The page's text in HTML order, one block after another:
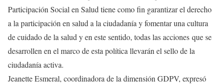
Participación Social en Salud tiene como fin garantizar el derecho
a la participación en salud a la ciudadanía y fomentar una cultura
de cuidado de la salud y en este sentido, todas las acciones que se
desarrollen en el marco de esta política llevarán el sello de la
ciudadanía activa.
Jeanette Esmeral, coordinadora de la dimensión GDPV, expresó